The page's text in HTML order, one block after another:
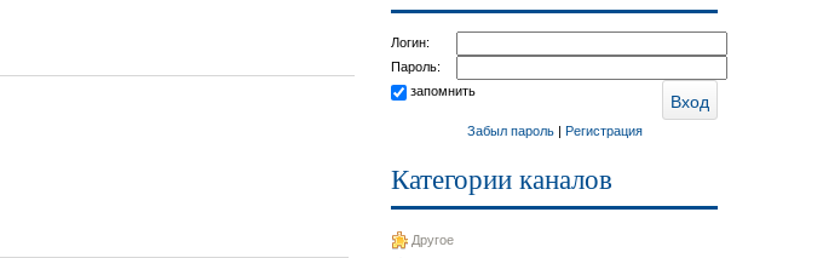
Логин:
Пароль:
запомнить
Забыл пароль| Регистрация
Категории каналов
Другое